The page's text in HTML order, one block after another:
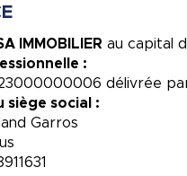
IMMOBILIER au capital
:
délivrée
siège social :
Garros